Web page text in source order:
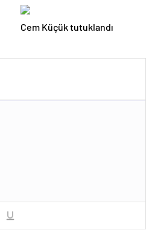
Cem Küçük tutuklandı